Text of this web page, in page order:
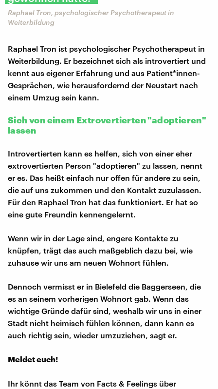
Raphael Tron, psychologischer Psychotherapeut in
Weiterbildung
Raphael Tron ist psychologischer Psychotherapeut in
Weiterbildung. Er bezeichnet sich als introvertiert und
kennt aus eigener Erfahrung und aus Patient*innen-
Gesprächen, wie herausfordernd der Neustart nach
einem Umzug sein kann.
Sich von einem Extrovertierten "adoptieren"
lassen
Introvertierten kann es helfen, sich von einer eher
extrovertierten Person "adoptieren" zu lassen, nennt
er es. Das heißt einfach nur offen für andere zu sein,
die auf uns zukommen und den Kontakt zuzulassen.
Für den Raphael Tron hat das funktioniert. Er hat so
eine gute Freundin kennengelernt.
Wenn wir in der Lage sind, engere Kontakte zu
knüpfen, trägt das auch maßgeblich dazu bei, wie
zuhause wir uns am neuen Wohnort fühlen.
Dennoch vermisst er in Bielefeld die Baggerseen, die
es an seinem vorherigen Wohnort gab. Wenn das
wichtige Gründe dafür sind, weshalb wir uns in einer
Stadt nicht heimisch fühlen können, dann kann es
auch richtig sein, wieder umzuziehen, sagt er.
Meldet euch!
Ihr könnt das Team von Facts & Feelings über